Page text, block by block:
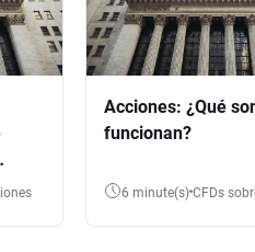
Acciones: ¿Qué
funcionan?
6 minute(s) CFDs